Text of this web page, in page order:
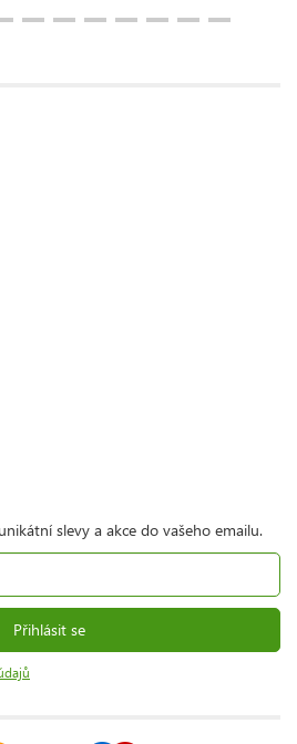
slevy a akce do vašeho emailu.
Přihlásit se